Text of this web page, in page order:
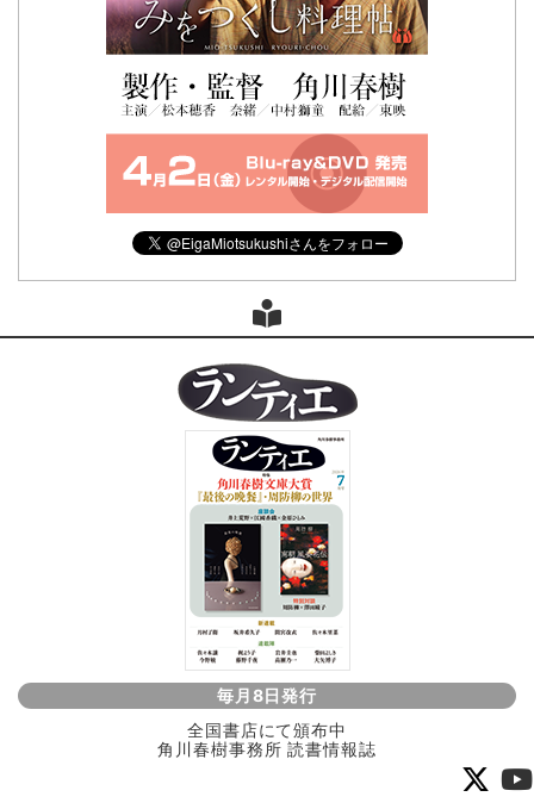
毎月8日発行
全国書店にて頒布中
角川春樹事務所 読書情報誌